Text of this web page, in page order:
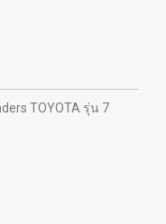
TOYOTA รุ่น 7